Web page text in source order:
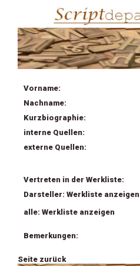
Vorname:
Nachname:
Kurzbiographie:
interne Quellen:
externe Quellen:
Vertreten in der Werkliste:
Darsteller: Werkliste anzeigen
alle: Werkliste anzeigen
Bemerkungen:
Seite zurück